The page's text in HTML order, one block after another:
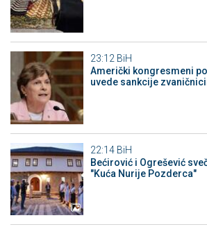
23:12 BiH
Američki kongresmeni
uvede sankcije
22:14 BiH
Bećirović i Ogrešević
"Kuća Nurije Pozderca"